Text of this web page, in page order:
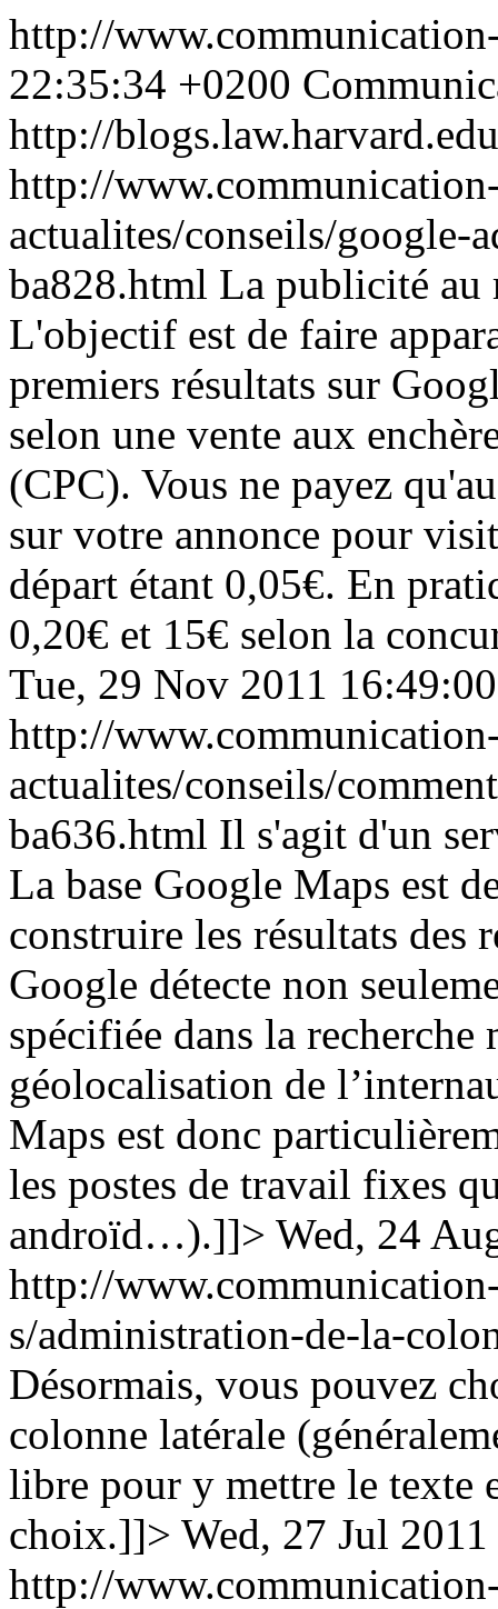
http://
22:35:34 +0200
http://
http://
actualites/conseils/google-
ba828.html La publicité au
L'objectif est de faire
premiers résultats sur
selon une vente aux
(CPC). Vous ne payez
sur votre annonce pour
départ étant 0,05€. En
0,20€ et 15€ selon la
Tue, 29 Nov 2011
http://
actualites/conseils/
ba636.html Il s'agit d'un
La base Google Maps est
construire les résultats des
Google détecte non
spécifiée dans la
géolocalisation de
Maps est donc
les postes de travail fixes
androïd…).]]> Wed, 24
http://
s/administration-de-la-
Désormais, vous pouvez
colonne latérale
libre pour y mettre le texte
choix.]]> Wed, 27 Jul
http://